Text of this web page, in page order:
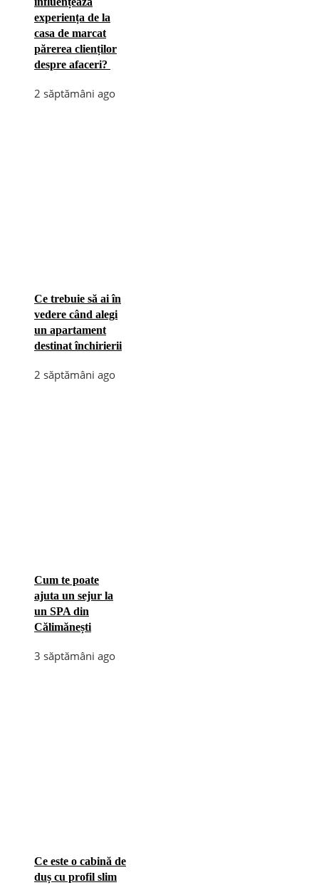
experiența de la
casa de marcat
părerea clienților
despre afaceri?
2 săptămâni ago
Ce trebuie să ai în
vedere când alegi
un apartament
destinat închirierii
2 săptămâni ago
Cum te poate
ajuta un sejur la
un SPA din
Călimănești
3 săptămâni ago
Ce este o cabină de
duș cu profil slim